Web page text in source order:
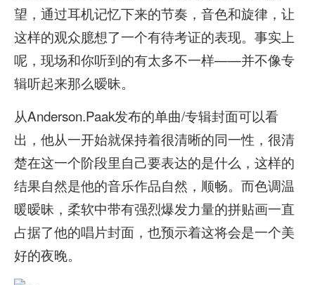
望，通过耳机记忆下来的节奏，音色和旋律，让
这样的观众臆想了一个有待考证的表现。事实上
呢，现场和你听到的有太多不一样——并不像专
辑听起来那么暧昧。
从Anderson.Paak发布的单曲/专辑封面可以看
出，他从一开始就保持着很清晰的同一性，很清
楚在这一个阶段里自己要表达的是什么，这样的
结果自然是他的音乐作品自然，顺畅。而色调温
暖暧昧，柔软中带有强烈爆发力量的拼贴画一直
占据了他的唱片封面，也预示着这将会是一个美
好的夜晚。